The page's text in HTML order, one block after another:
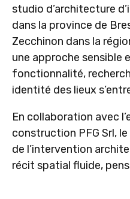
studio d’architecture
dans la province de
Zecchinon dans la
une approche sensible
fonctionnalité,
identité des lieux
En collaboration avec
construction PFG Srl,
de l’intervention
récit spatial fluide,